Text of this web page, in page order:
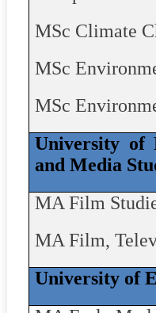
MSc Climate
MSc
MSc
University of
and Media
MA Film
MA Film,
University of